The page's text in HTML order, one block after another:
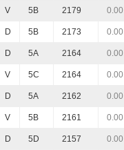
V 5B 2179 0.00
D 5B 2173 0.00
D 5A 2164 0.00
V 5C 2164 0.00
D 5A 2162 0.00
V 5B 2161 0.00
D 5D 2157 0.00